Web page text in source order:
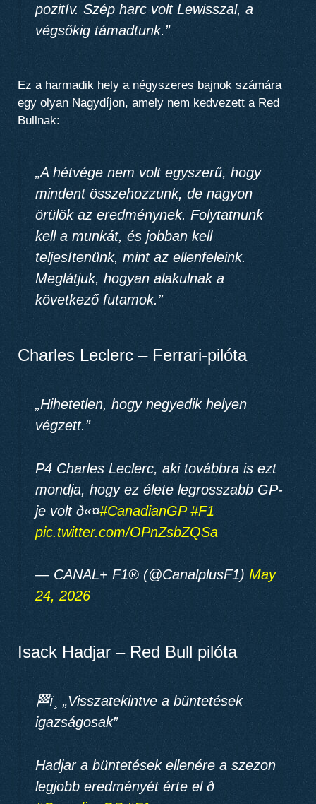
pozitív. Szép harc volt Lewisszal, a
végsőkig támadtunk.”
Ez a harmadik hely a négyszeres bajnok számára
egy olyan Nagydíjon, amely nem kedvezett a Red
Bullnak:
„A hétvége nem volt egyszerű, hogy
mindent összehozzunk, de nagyon
örülök az eredménynek. Folytatnunk
kell a munkát, és jobban kell
teljesítenünk, mint az ellenfeleink.
Meglátjuk, hogyan alakulnak a
következő futamok.”
Charles Leclerc – Ferrari-pilóta
„Hihetetlen, hogy negyedik helyen
végzett.”
P4 Charles Leclerc, aki továbbra is ezt
mondja, hogy ez élete legrosszabb GP-
je volt ð«¤#CanadianGP #F1
pic.twitter.com/OPnZsbZQSa
— CANAL+ F1® (@CanalplusF1) May
24, 2026
Isack Hadjar – Red Bull pilóta
🏁ï¸ „Visszatekintve a büntetések
igazságosak”
Hadjar a büntetések ellenére a szezon
legjobb eredményét érte el ð